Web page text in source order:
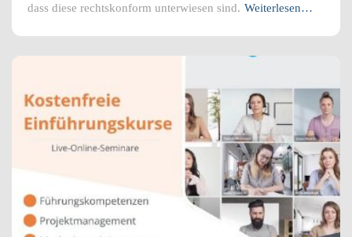
dass diese rechtskonform unterwiesen sind. Weiterlesen…